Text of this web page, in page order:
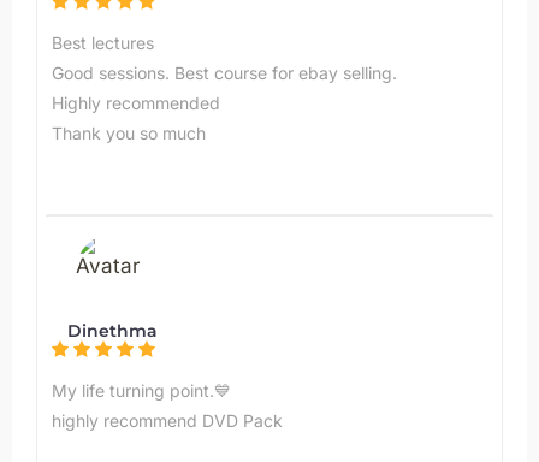
Best lectures
Good sessions. Best course for ebay selling.
Highly recommended
Thank you so much
Dinethma
My life turning point.💙
highly recommend DVD Pack